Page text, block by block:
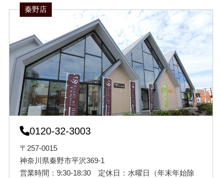
秦野店
0120-32-3003
〒257-0015
神奈川県秦野市平沢369-1
営業時間：9:30-18:30 定休日：水曜日（年末年始除